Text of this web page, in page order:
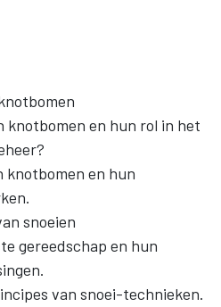
knotbomen en hun rol in het
knotbomen en hun
snoeien
gereedschap en hun
van snoei-technieken.